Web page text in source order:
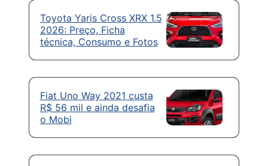
Toyota Yaris Cross XRX 1.5
2026: Preço, Ficha
técnica, Consumo e Fotos
Fiat Uno Way 2021 custa
R$ 56 mil e ainda desafia
o Mobi